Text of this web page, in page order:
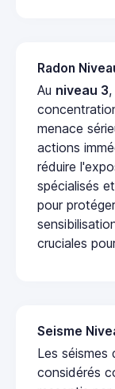
Radon
Au niveau 3
menace
actions
réduire
spécialisés
pour
cruciales
Seisme
Les séismes
considérés